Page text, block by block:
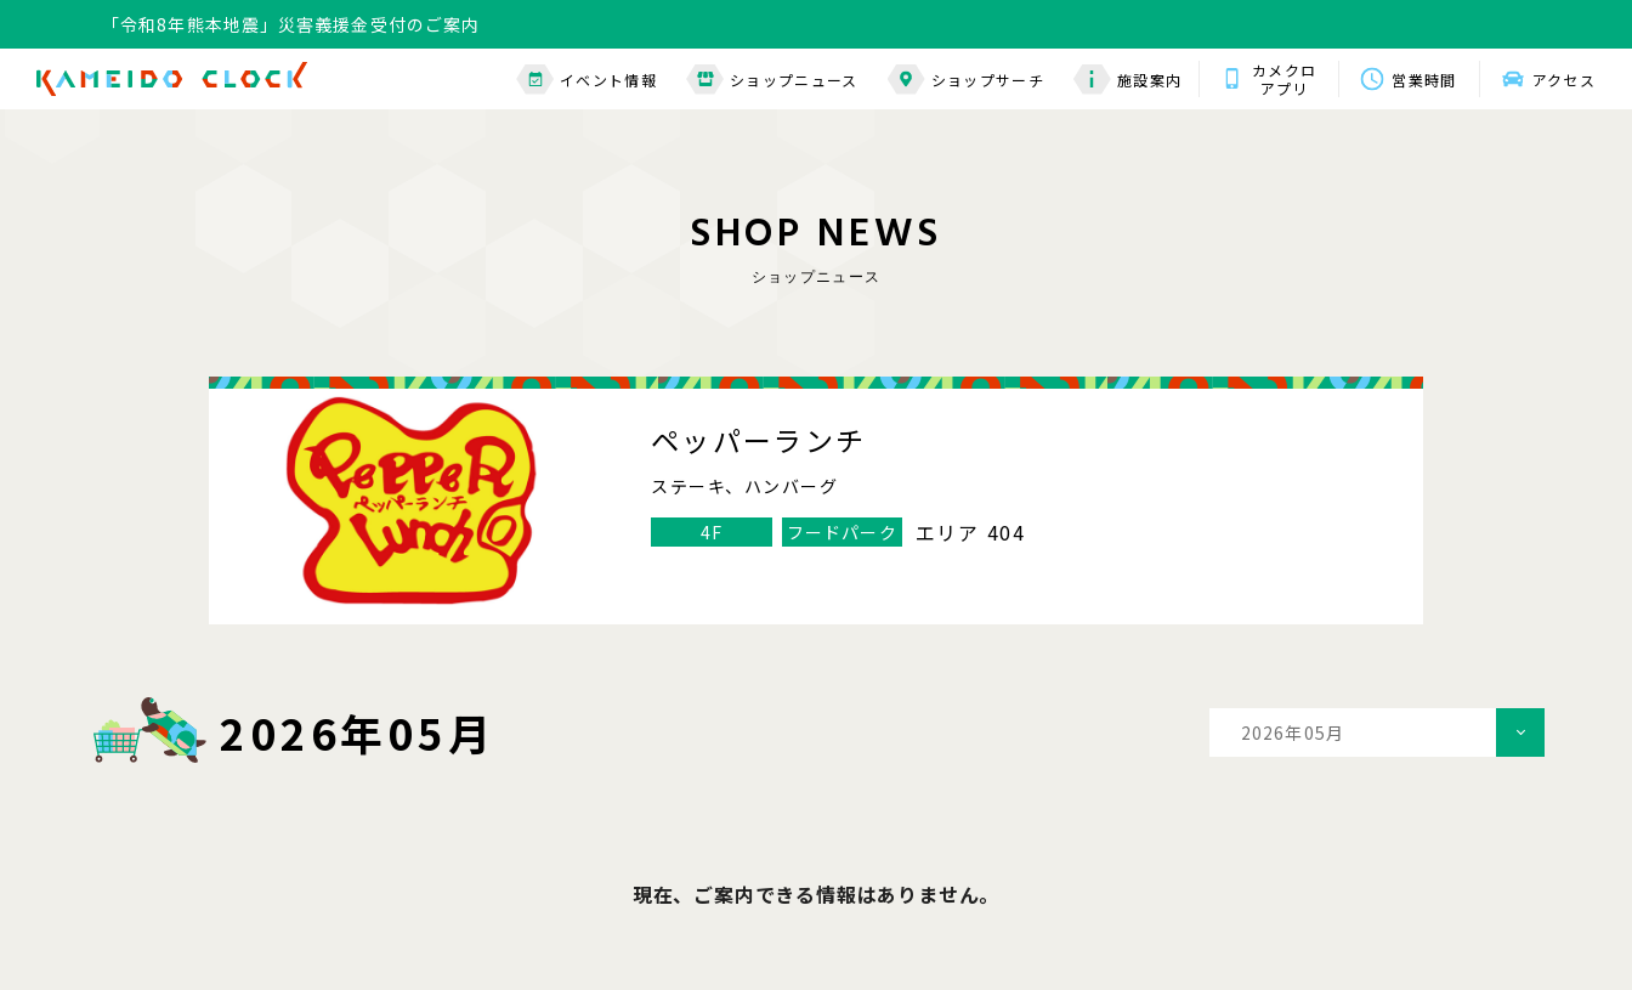
「令和8年熊本地震」災害義援金受付のご案内
「令和8年熊本地震」災害義援金受付のご案内 イベント情報 ショップニュース ショップサーチ 施設案内
カメクロ
アプリ
営業時間 アクセス
SHOP NEWS
ショップニュース
ペッパーランチ
ステーキ、ハンバーグ
4F
フードパーク エリア 404
2026年05月
2026年05月
現在、ご案内できる情報はありません。